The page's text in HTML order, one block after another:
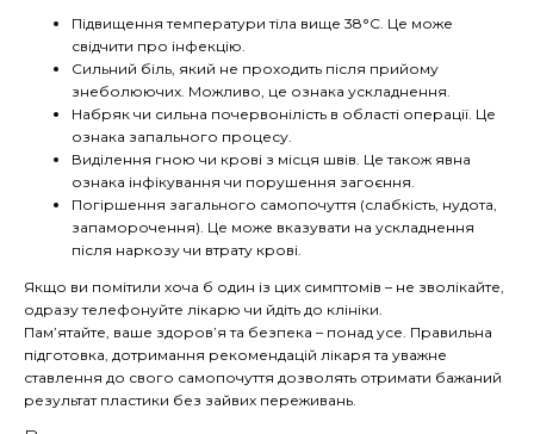
Підвищення температури тіла вище 38°C. Це може
свідчити про інфекцію.
Сильний біль, який не проходить після прийому
знеболюючих. Можливо, це ознака ускладнення.
Набряк чи сильна почервонілість в області операції. Це
ознака запального процесу.
Виділення гною чи крові з місця швів. Це також явна
ознака інфікування чи порушення загоєння.
Погіршення загального самопочуття (слабкість, нудота,
запаморочення). Це може вказувати на ускладнення
після наркозу чи втрату крові.
Якщо ви помітили хоча б один із цих симптомів – не зволікайте,
одразу телефонуйте лікарю чи йдіть до клініки.
Пам’ятайте, ваше здоров’я та безпека – понад усе. Правильна
підготовка, дотримання рекомендацій лікаря та уважне
ставлення до свого самопочуття дозволять отримати бажаний
результат пластики без зайвих переживань.